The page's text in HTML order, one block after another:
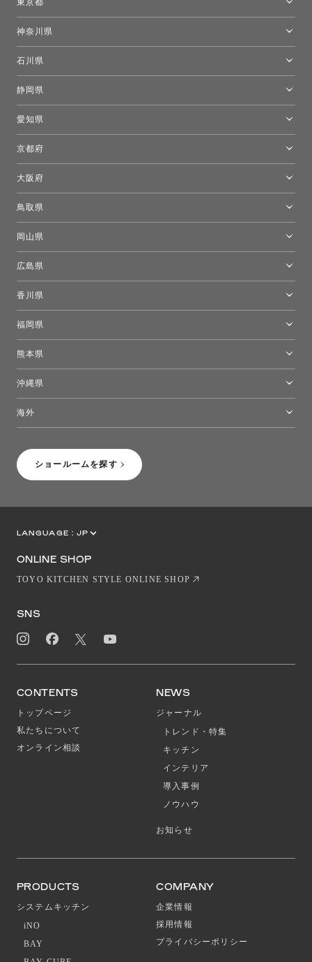
ショールームを探す
東京都
モーイ東京
キーブー東京
FLOS｜フロスデザインスペース青山
神奈川県
石川県
静岡県
愛知県
京都府
大阪府
鳥取県
岡山県
広島県
香川県
福岡県
熊本県
沖縄県
海外
LANGUAGE : JP
ONLINE SHOP
TOYO KITCHEN STYLE ONLINE SHOP
SNS
CONTENTS
トップページ
私たちについて
オンライン相談
NEWS
ジャーナル
トレンド・特集
キッチン
インテリア
導入事例
ノウハウ
お知らせ
PRODUCTS
システムキッチン
iNO
BAY
COMPANY
企業情報
採用情報
プライバシーポリシー